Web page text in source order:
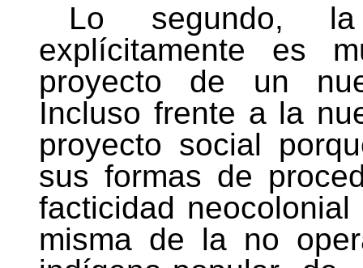
Lo segundo, la
explícitamente es
proyecto de un
Incluso frente a la
proyecto social
sus formas de
facticidad
misma de la no